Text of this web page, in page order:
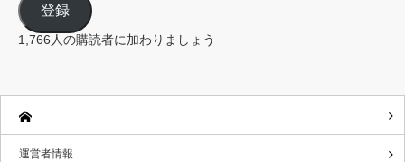
ア
ド
レ
ス
登録
1,766人の購読者に加わりましょう
運営者情報